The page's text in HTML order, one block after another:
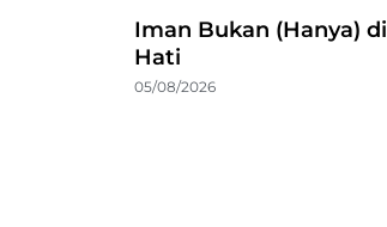
Iman Bukan (Hanya) di
Hati
05/08/2026